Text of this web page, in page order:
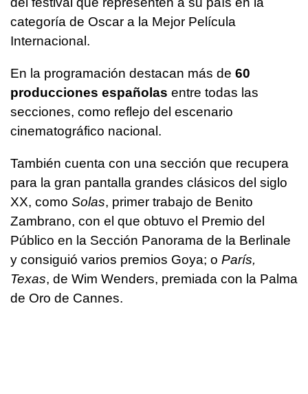
categoría de Oscar a la Mejor Película
Internacional.
En la programación destacan más de 60
producciones españolas entre todas las
secciones, como reflejo del escenario
cinematográfico nacional.
También cuenta con una sección que recupera
para la gran pantalla grandes clásicos del siglo
XX, como Solas, primer trabajo de Benito
Zambrano, con el que obtuvo el Premio del
Público en la Sección Panorama de la Berlinale
y consiguió varios premios Goya; o París,
Texas, de Wim Wenders, premiada con la Palma
de Oro de Cannes.